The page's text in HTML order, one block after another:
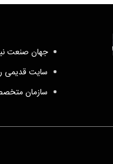
جهان صنعت
سایت قدیمی
سازمان